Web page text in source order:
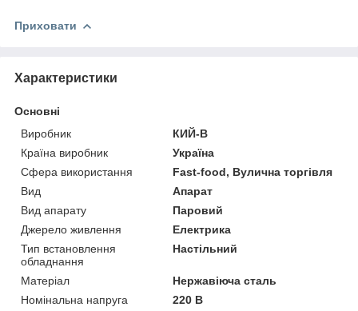
Приховати
Характеристики
Основні
Виробник
КИЙ-В
Країна виробник
Україна
Сфера використання
Fast-food, Вулична торгівля
Вид
Апарат
Вид апарату
Паровий
Джерело живлення
Електрика
Тип встановлення
обладнання
Настільний
Матеріал
Нержавіюча сталь
Номінальна напруга
220 В